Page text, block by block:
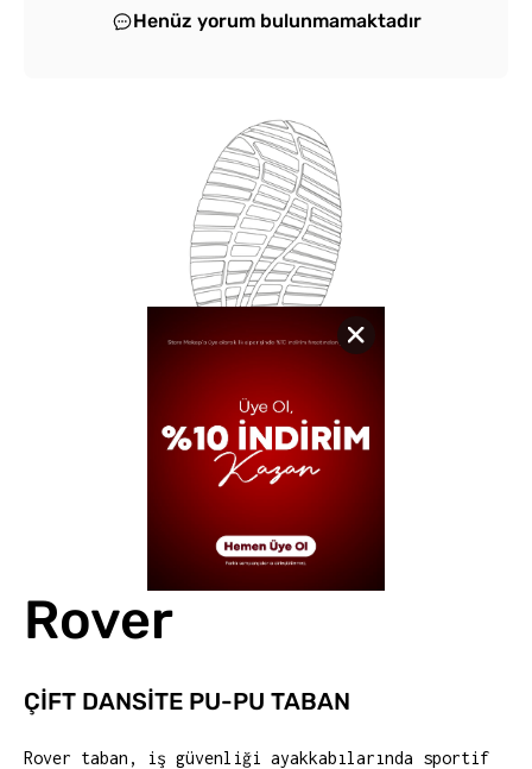
Henüz yorum bulunmamaktadır
Rover
ÇİFT DANSİTE PU-PU TABAN
Rover taban, iş güvenliği ayakkabılarında sportif